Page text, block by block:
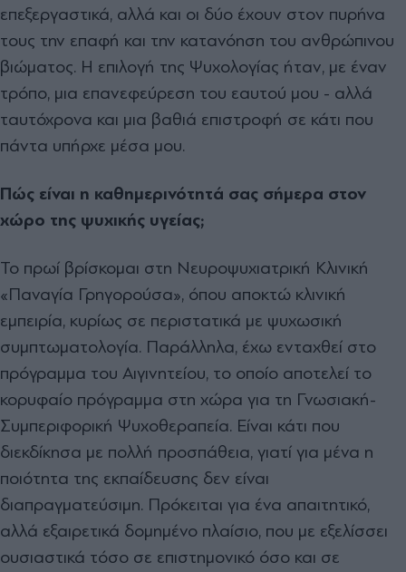
επεξεργαστικά, αλλά και οι δύο έχουν στον πυρήνα
τους την επαφή και την κατανόηση του ανθρώπινου
βιώµατος. Η επιλογή της Ψυχολογίας ήταν, µε έναν
τρόπο, µια επανεφεύρεση του εαυτού µου - αλλά
ταυτόχρονα και µια βαθιά επιστροφή σε κάτι που
πάντα υπήρχε µέσα µου.
Πώς είναι η καθηµερινότητά σας σήµερα στον
χώρο της ψυχικής υγείας;
Το πρωί βρίσκοµαι στη Νευροψυχιατρική Κλινική
«Παναγία Γρηγορούσα», όπου αποκτώ κλινική
εµπειρία, κυρίως σε περιστατικά µε ψυχωσική
συµπτωµατολογία. Παράλληλα, έχω ενταχθεί στο
πρόγραµµα του Αιγινητείου, το οποίο αποτελεί το
κορυφαίο πρόγραµµα στη χώρα για τη Γνωσιακή-
Συµπεριφορική Ψυχοθεραπεία. Είναι κάτι που
διεκδίκησα µε πολλή προσπάθεια, γιατί για µένα η
ποιότητα της εκπαίδευσης δεν είναι
διαπραγµατεύσιµη. Πρόκειται για ένα απαιτητικό,
αλλά εξαιρετικά δοµηµένο πλαίσιο, που µε εξελίσσει
ουσιαστικά τόσο σε επιστηµονικό όσο και σε